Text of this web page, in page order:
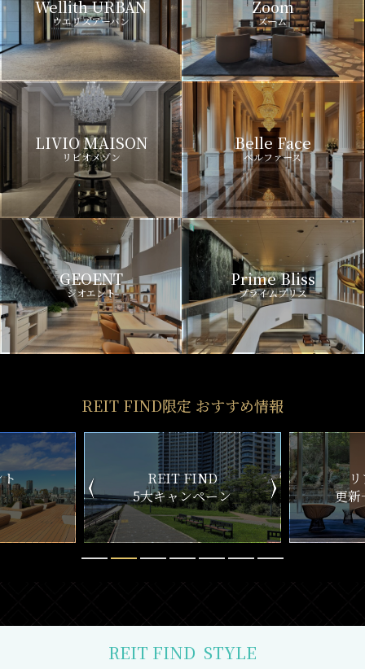
Wellith URBAN
ウエリスアーバン
Zoom
ズーム
LIVIO MAISON
リビオメゾン
Belle Face
ベルファース
GEOENT
ジオエント
Prime Bliss
プライムブリス
REIT FIND限定 おすすめ情報
ン
リアルタイム
更新一覧チェック
新
REIT FIND STYLE